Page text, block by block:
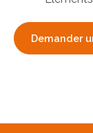
Demander